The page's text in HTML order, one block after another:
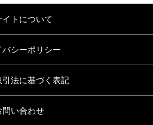
イトについて
バシーポリシー
引法に基づく表記
問い合わせ